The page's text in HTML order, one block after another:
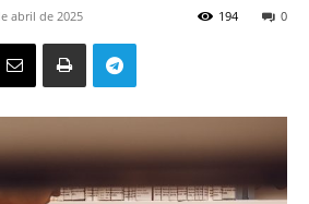
abril de 2025 0
194